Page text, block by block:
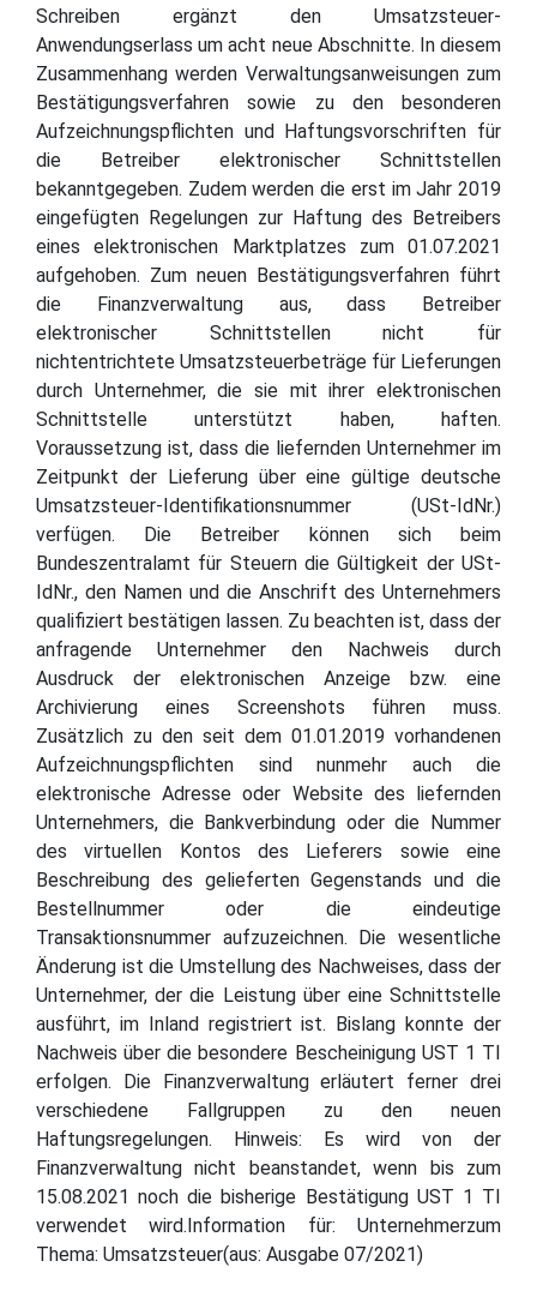
Schreiben ergänzt den Umsatzsteuer-
Anwendungserlass um acht neue Abschnitte. In diesem
Zusammenhang werden Verwaltungsanweisungen zum
Bestätigungsverfahren sowie zu den besonderen
Aufzeichnungspflichten und Haftungsvorschriften für
die Betreiber elektronischer Schnittstellen
bekanntgegeben. Zudem werden die erst im Jahr 2019
eingefügten Regelungen zur Haftung des Betreibers
eines elektronischen Marktplatzes zum 01.07.2021
aufgehoben. Zum neuen Bestätigungsverfahren führt
die Finanzverwaltung aus, dass Betreiber
elektronischer Schnittstellen nicht für
nichtentrichtete Umsatzsteuerbeträge für Lieferungen
durch Unternehmer, die sie mit ihrer elektronischen
Schnittstelle unterstützt haben, haften.
Voraussetzung ist, dass die liefernden Unternehmer im
Zeitpunkt der Lieferung über eine gültige deutsche
Umsatzsteuer-Identifikationsnummer (USt-IdNr.)
verfügen. Die Betreiber können sich beim
Bundeszentralamt für Steuern die Gültigkeit der USt-
IdNr., den Namen und die Anschrift des Unternehmers
qualifiziert bestätigen lassen. Zu beachten ist, dass der
anfragende Unternehmer den Nachweis durch
Ausdruck der elektronischen Anzeige bzw. eine
Archivierung eines Screenshots führen muss.
Zusätzlich zu den seit dem 01.01.2019 vorhandenen
Aufzeichnungspflichten sind nunmehr auch die
elektronische Adresse oder Website des liefernden
Unternehmers, die Bankverbindung oder die Nummer
des virtuellen Kontos des Lieferers sowie eine
Beschreibung des gelieferten Gegenstands und die
Bestellnummer oder die eindeutige
Transaktionsnummer aufzuzeichnen. Die wesentliche
Änderung ist die Umstellung des Nachweises, dass der
Unternehmer, der die Leistung über eine Schnittstelle
ausführt, im Inland registriert ist. Bislang konnte der
Nachweis über die besondere Bescheinigung UST 1 TI
erfolgen. Die Finanzverwaltung erläutert ferner drei
verschiedene Fallgruppen zu den neuen
Haftungsregelungen. Hinweis: Es wird von der
Finanzverwaltung nicht beanstandet, wenn bis zum
15.08.2021 noch die bisherige Bestätigung UST 1 TI
verwendet wird.Information für: Unternehmerzum
Thema: Umsatzsteuer(aus: Ausgabe 07/2021)